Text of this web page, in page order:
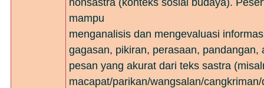
mampu
menganalisis dan mengevaluasi
gagasan, pikiran, perasaan, pandangan,
pesan yang akurat dari teks sastra
macapat/parikan/wangsalan/